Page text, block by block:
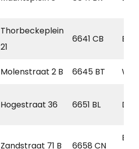
Thorbeckeplein
21
6641 CB
Molenstraat 2 B 6645 BT
Hogestraat 36 6651 BL
Zandstraat 71 B 6658 CN